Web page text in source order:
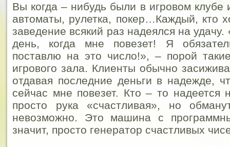
Вы когда – нибудь были в игровом клубе
автоматы, рулетка, покер…Каждый, кто
заведение всякий раз надеялся на
день, когда мне повезет! Я
поставлю на это число!», – порой
игрового зала. Клиенты обычно
отдавая последние деньги в надежде,
сейчас мне повезет. Кто – то надеется
просто рука «счастливая», но
невозможно. Это машина с
значит, просто генератор счастливых